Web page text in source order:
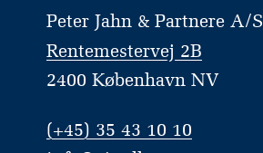
Peter Jahn & Partnere A/S
Rentemestervej 2B
2400 København NV
(+45) 35 43 10 10